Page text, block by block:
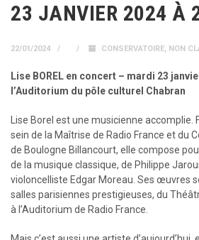
23 JANVIER 2024 À
22/01/2024 CONSERVATOIRE, NON
Lise BOREL en concert – mardi 23
l’Auditorium du pôle culturel Chabran
Lise Borel est une musicienne accomplie.
sein de la Maîtrise de Radio France et du
de Boulogne Billancourt, elle compose
de la musique classique, de Philippe
violoncelliste Edgar Moreau. Ses œuvres
salles parisiennes prestigieuses, du
à l’Auditorium de Radio France.